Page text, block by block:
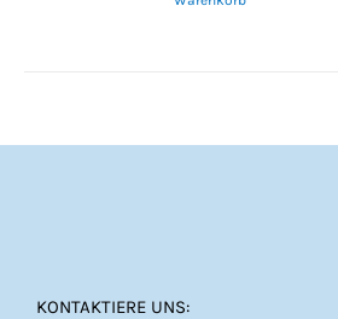
KONTAKTIERE UNS: